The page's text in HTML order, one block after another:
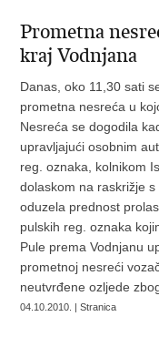
Prometna
kraj Vodnjana
Danas, oko 11,30 sati
prometna nesreća u
Nesreća se dogodila
upravljajući osobnim
reg. oznaka, kolnikom
dolaskom na raskrižje s
oduzela prednost
pulskih reg. oznaka
Pule prema Vodnjanu
prometnoj nesreći
neutvrđene ozljede
04.10.2010. | Stranica